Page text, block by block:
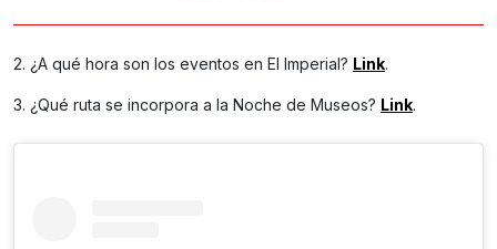
2. ¿A qué hora son los eventos en El Imperial? Link.
3. ¿Qué ruta se incorpora a la Noche de Museos? Link.